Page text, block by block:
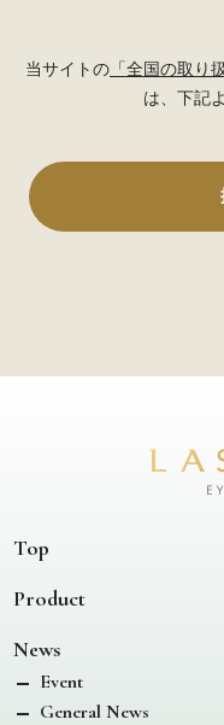
当サイトの 「全国の取り
は、下記
Top
Product
News
Event
General News